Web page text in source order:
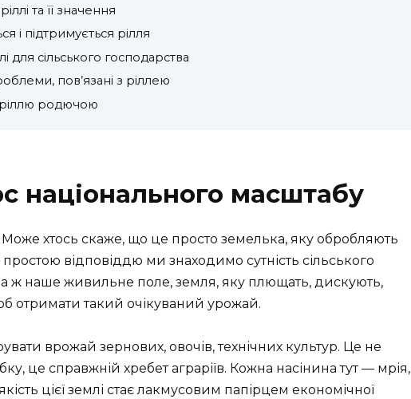
та її значення
і підтримується рілля
для сільського господарства
пов’язані з ріллею
родючою
національного масштабу
хтось скаже, що це просто земелька, яку обробляють
простою відповіддю ми знаходимо сутність сільського
ж наше живильне поле, земля, яку плющать, дискують,
отримати такий очікуваний урожай.
врожай зернових, овочів, технічних культур. Це не
це справжній хребет аграріїв. Кожна насінина тут — мрія,
цієї землі стає лакмусовим папірцем економічної